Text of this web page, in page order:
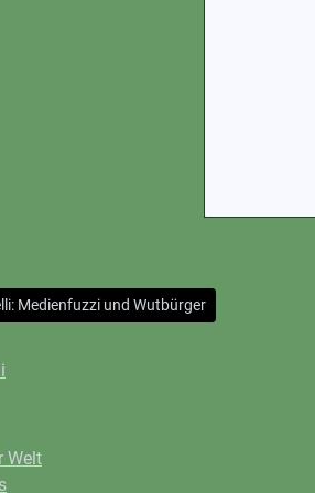
Lucius Garganelli: Medienfuzzi und Wutbürger
Medienfuzzi und Wutbürger
Welt